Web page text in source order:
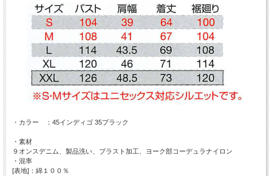
・カラー ：45インディゴ 35ブラック
・素材
９オンスデニム、製品洗い、ブラスト加工、ヨーク部コーデュラナイロン
・混率
[表地]：綿１００％